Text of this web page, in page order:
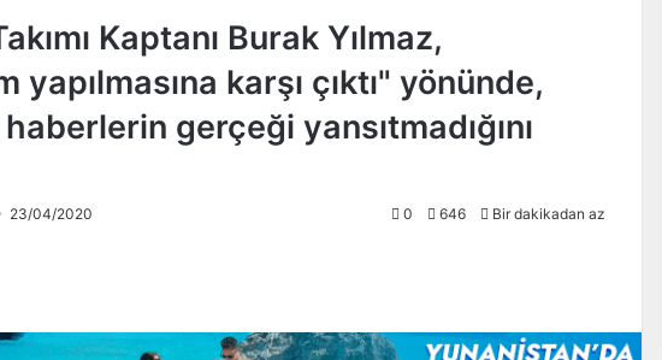
Kaptanı Burak Yılmaz,
yapılmasına karşı çıktı" yönünde,
gerçeği yansıtmadığını
23/04/2020 0 646 Bir dakikadan az